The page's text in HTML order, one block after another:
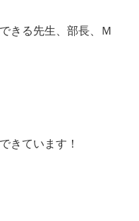
る先生、部長、Ｍ
きています！